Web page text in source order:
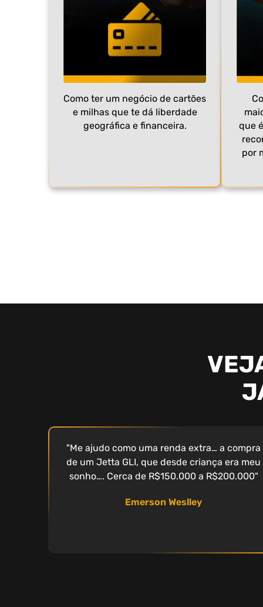
Como ter um negócio de cartões
e milhas que te dá liberdade
geográfica e financeira.
que
por
"Me ajudo como uma renda extra… a compra
de um Jetta GLI, que desde criança era meu
sonho…. Cerca de R$150.000 a R$200.000"
Emerson Weslley